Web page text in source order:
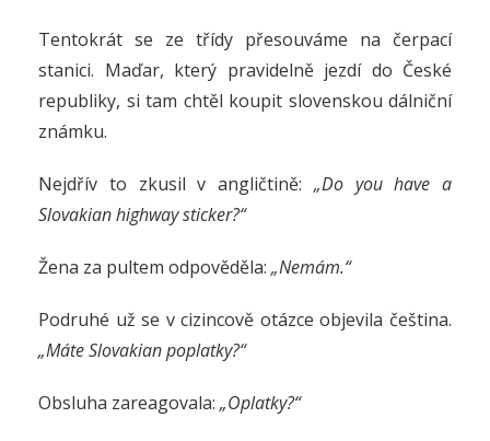
Tentokrát se ze třídy přesouváme na čerpací
stanici. Maďar, který pravidelně jezdí do České
republiky, si tam chtěl koupit slovenskou dálniční
známku.
Nejdřív to zkusil v angličtině: „Do you have a
Slovakian highway sticker?“
Žena za pultem odpověděla: „Nemám.“
Podruhé už se v cizincově otázce objevila čeština.
„Máte Slovakian poplatky?“
Obsluha zareagovala: „Oplatky?“